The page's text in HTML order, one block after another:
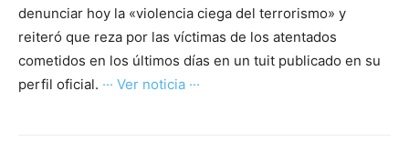
denunciar hoy la «violencia ciega del terrorismo» y
reiteró que reza por las víctimas de los atentados
cometidos en los últimos días en un tuit publicado en su
perfil oficial. ··· Ver noticia ···